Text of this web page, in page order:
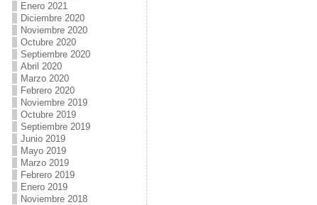
Enero 2021
Diciembre 2020
Noviembre 2020
Octubre 2020
Septiembre 2020
Abril 2020
Marzo 2020
Febrero 2020
Noviembre 2019
Octubre 2019
Septiembre 2019
Junio 2019
Mayo 2019
Marzo 2019
Febrero 2019
Enero 2019
Noviembre 2018